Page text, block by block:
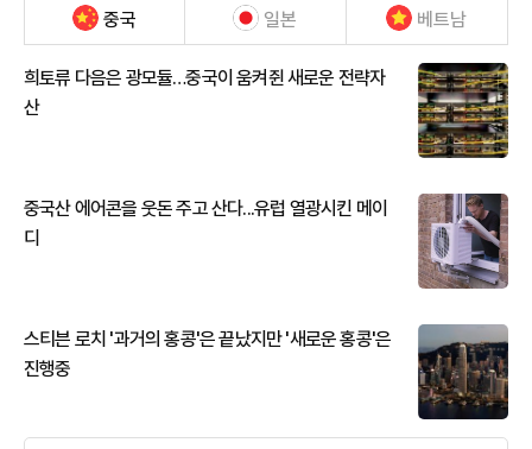
중국 일본 베트남
희토류 다음은 광모듈…중국이 움켜쥔 새로운 전략자
산
중국산 에어콘을 웃돈 주고 산다...유럽 열광시킨 메이
디
스티븐 로치 '과거의 홍콩'은 끝났지만 '새로운 홍콩'은
진행중